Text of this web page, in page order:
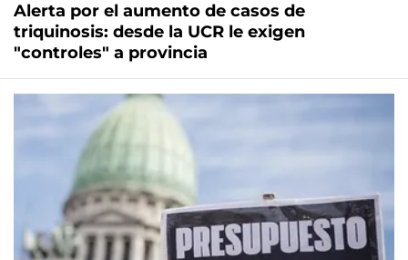
Alerta por el aumento de casos de
triquinosis: desde la UCR le exigen
"controles" a provincia